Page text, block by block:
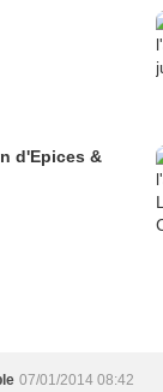
d'Epices &
07/01/2014 08:42